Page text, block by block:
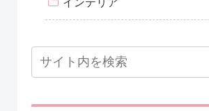
インテリア